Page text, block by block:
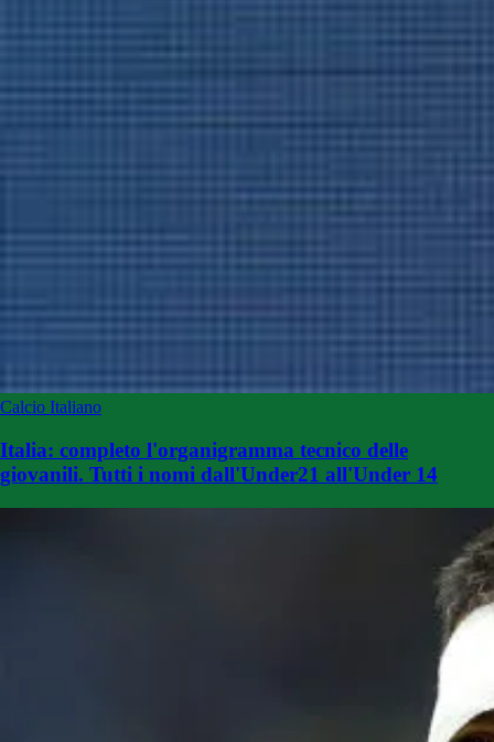
Calcio Italiano
Italia: completo l'organigramma tecnico delle
giovanili. Tutti i nomi dall'Under21 all'Under 14